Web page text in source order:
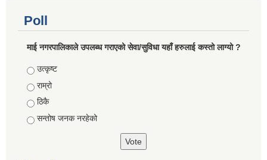
Poll
माई नगरपालिकाले उपलब्ध गराएको सेवा/सुविधा यहाँ हरुलाई कस्तो लाग्यो ?
Choices
उत्कृष्ट
राम्रो
ठिकै
सन्तोष जनक नरहेको